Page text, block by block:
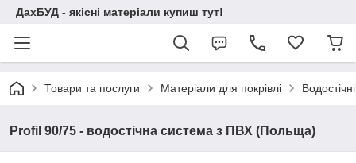
ДахБУД - якісні матеріали купиш тут!
Товари та послуги Матеріали для покрівлі
Profil 90/75 - водостічна система з ПВХ (Польща)